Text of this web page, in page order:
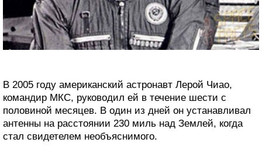
В 2005 году американский астронавт Лерой Чиао,
командир МКС, руководил ей в течение шести с
половиной месяцев. В один из дней он устанавливал
антенны на расстоянии 230 миль над Землей, когда
стал свидетелем необъяснимого.